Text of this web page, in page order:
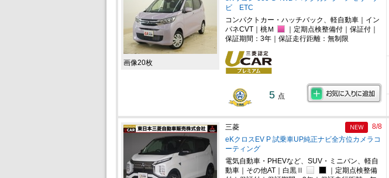
画像20枚
ビ ETC
コンパクトカー・ハッチバック、軽自動車｜イン
パネCVT｜桃Ｍ
｜定期点検整備付｜保証付｜
保証期間：3年｜保証走行距離：無制限
5 点
三菱
eKクロスEV P 試乗車UP純正ナビ全方位カメラコ
ーティング
8/8
電気自動車・PHEVなど、SUV・ミニバン、軽自
動車｜その他AT｜白黒Ⅱ
｜定期点検整備